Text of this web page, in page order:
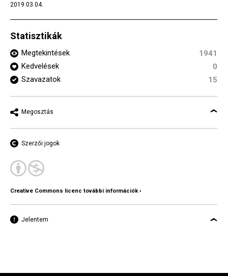
2019.03.04.
Statisztikák
Megtekintések
1941
Kedvelések
0
Szavazatok
15
Megosztás
Szerzői jogok
Creative Commons licenc további információk ›
Jelentem